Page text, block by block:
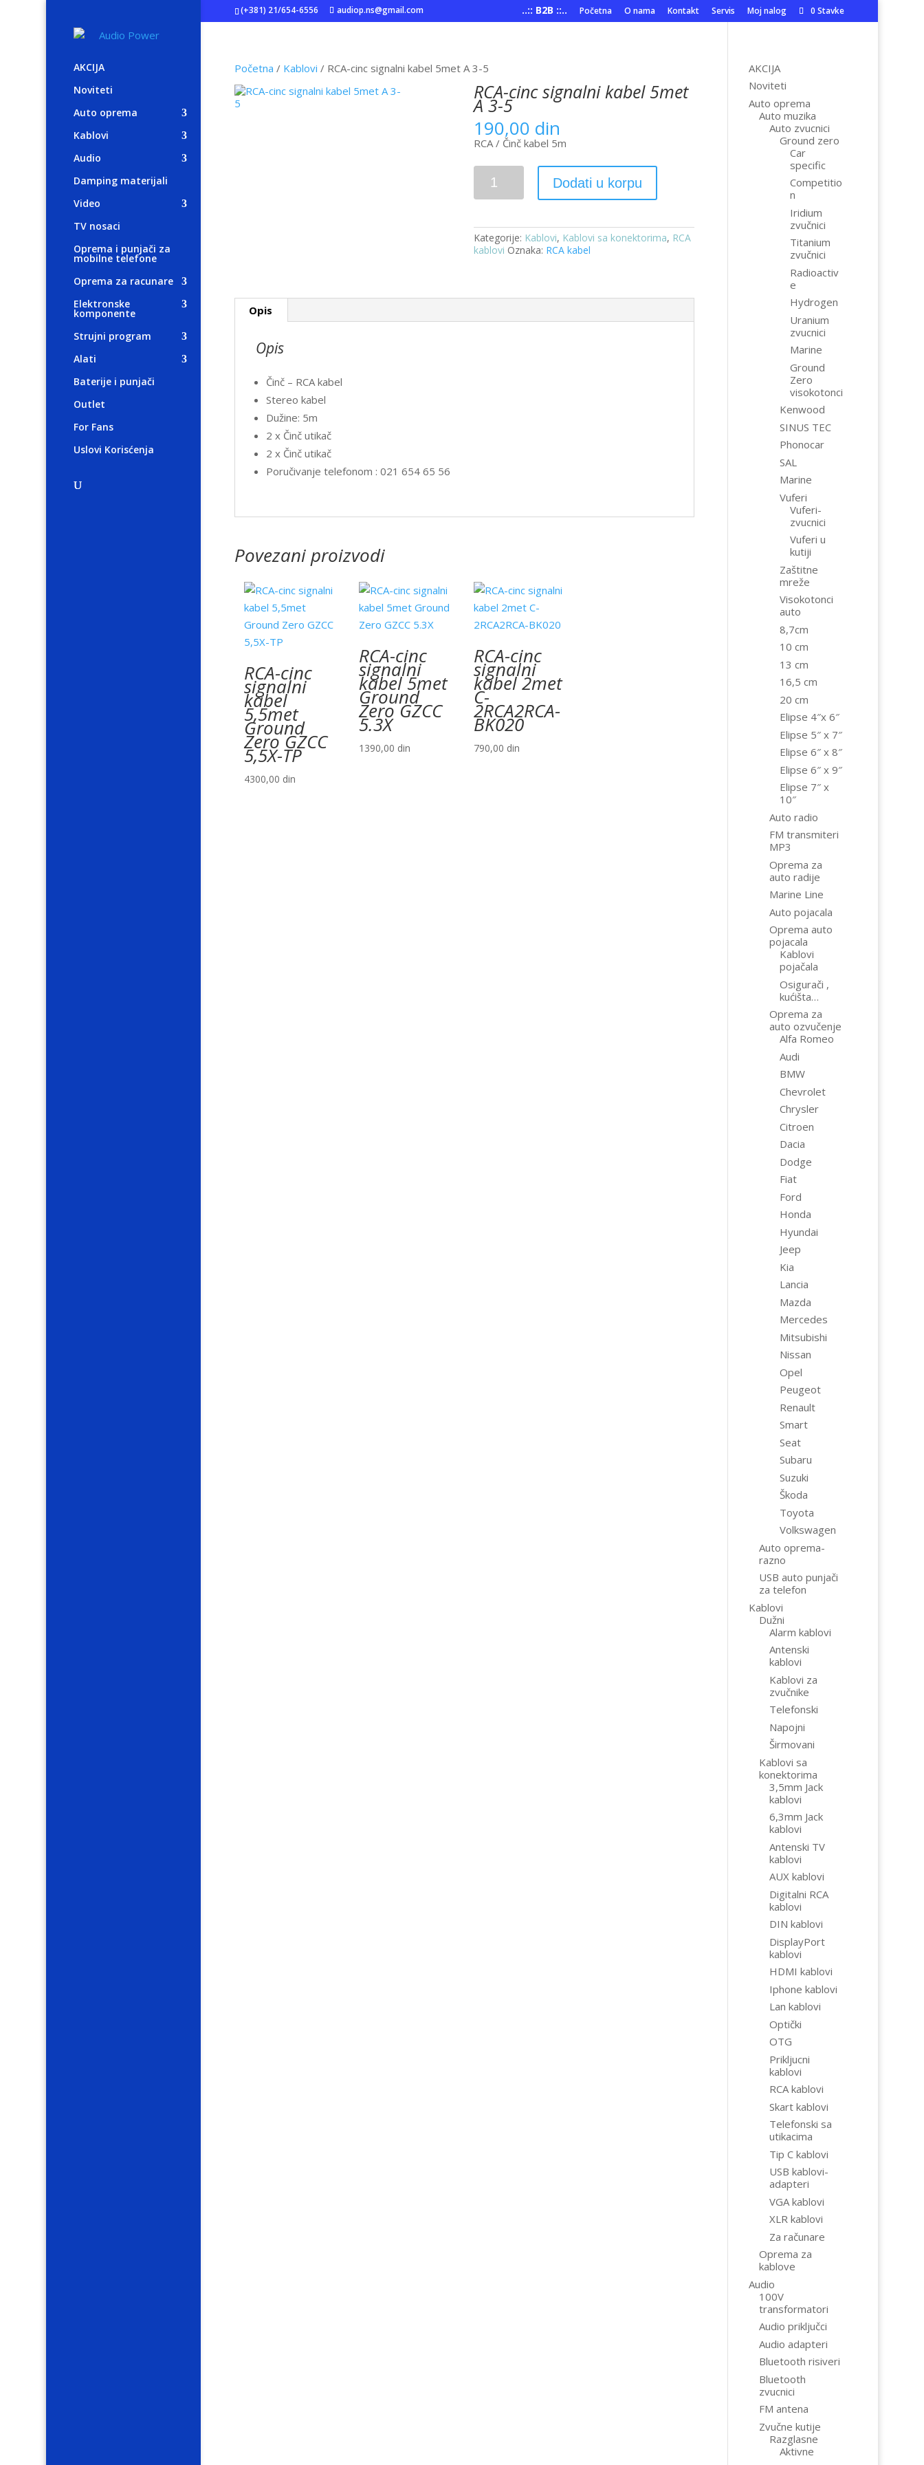
(+381) 21/654-6556 audiop.ns@gmail.com ..:: B2B ::.. Početna O nama Kontakt Servis Moj nalog 0 Stavke
AKCIJA
Noviteti
Auto oprema
Kablovi
Audio
Damping materijali
Video
TV nosaci
Oprema i punjači za
mobilne telefone
Oprema za racunare
Elektronske
komponente
Strujni program
Alati
Baterije i punjači
Outlet
For Fans
Uslovi Korisćenja
Početna / Kablovi / RCA-cinc signalni kabel 5met A 3-5
RCA-cinc signalni kabel 5met
A 3-5
190,00 din
RCA / Činč kabel 5m
RCA-
signalni
A
3-
5
Dodati u korpu
Kategorije: Kablovi, Kablovi sa konektorima, RCA
kablovi Oznaka: RCA kabel
Opis
Opis
Činč – RCA kabel
Stereo kabel
Dužine: 5m
2 x Činč utikač
2 x Činč utikač
Poručivanje telefonom : 021 654 65 56
Povezani proizvodi
RCA-cinc
signalni
kabel
5,5met
Ground
Zero GZCC
5,5X-TP
4300,00 din
RCA-cinc
signalni
kabel 5met
Ground
Zero GZCC
5.3X
1390,00 din
RCA-cinc
signalni
kabel 2met
C-
2RCA2RCA-
BK020
790,00 din
AKCIJA
Noviteti
Auto oprema
Auto muzika
Auto zvucnici
Ground zero
Car
specific
Competitio
n
Iridium
zvučnici
Titanium
zvučnici
Radioactiv
e
Hydrogen
Uranium
zvucnici
Marine
Ground
Zero
visokotonci
Kenwood
SINUS TEC
Phonocar
SAL
Marine
Vuferi
Vuferi-
zvucnici
Vuferi u
kutiji
Zaštitne
mreže
Visokotonci
auto
8,7cm
10 cm
13 cm
16,5 cm
20 cm
Elipse 4″x 6″
Elipse 5″ x 7″
Elipse 6″ x 8″
Elipse 6″ x 9″
Elipse 7″ x
10″
Auto radio
FM transmiteri
MP3
Oprema za
auto radije
Marine Line
Auto pojacala
Oprema auto
pojacala
Kablovi
pojačala
Osigurači ,
kućišta…
Oprema za
auto ozvučenje
Alfa Romeo
Audi
BMW
Chevrolet
Chrysler
Citroen
Dacia
Dodge
Fiat
Ford
Honda
Hyundai
Jeep
Kia
Lancia
Mazda
Mercedes
Mitsubishi
Nissan
Opel
Peugeot
Renault
Smart
Seat
Subaru
Suzuki
Škoda
Toyota
Volkswagen
Auto oprema-
razno
USB auto punjači
za telefon
Kablovi
Dužni
Alarm kablovi
Antenski
kablovi
Kablovi za
zvučnike
Telefonski
Napojni
Širmovani
Kablovi sa
konektorima
3,5mm Jack
kablovi
6,3mm Jack
kablovi
Antenski TV
kablovi
AUX kablovi
Digitalni RCA
kablovi
DIN kablovi
DisplayPort
kablovi
HDMI kablovi
Iphone kablovi
Lan kablovi
Optički
OTG
Prikljucni
kablovi
RCA kablovi
Skart kablovi
Telefonski sa
utikacima
Tip C kablovi
USB kablovi-
adapteri
VGA kablovi
XLR kablovi
Za računare
Oprema za
kablove
Audio
100V
transformatori
Audio priključci
Audio adapteri
Bluetooth risiveri
Bluetooth
zvucnici
FM antena
Zvučne kutije
Razglasne
Aktivne